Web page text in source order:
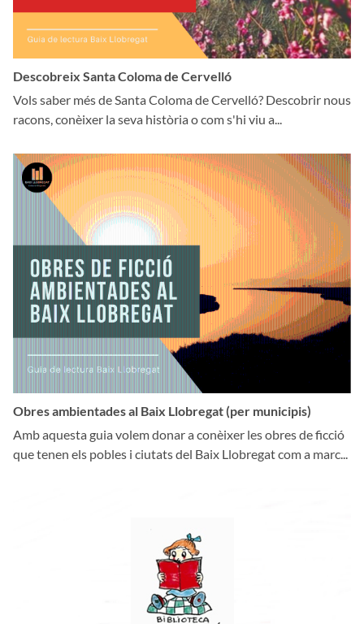
Descobreix Santa Coloma de Cervelló
Vols saber més de Santa Coloma de Cervelló? Descobrir nous
racons, conèixer la seva història o com s'hi viu a...
Obres ambientades al Baix Llobregat (per municipis)
Amb aquesta guia volem donar a conèixer les obres de ficció
que tenen els pobles i ciutats del Baix Llobregat com a marc...